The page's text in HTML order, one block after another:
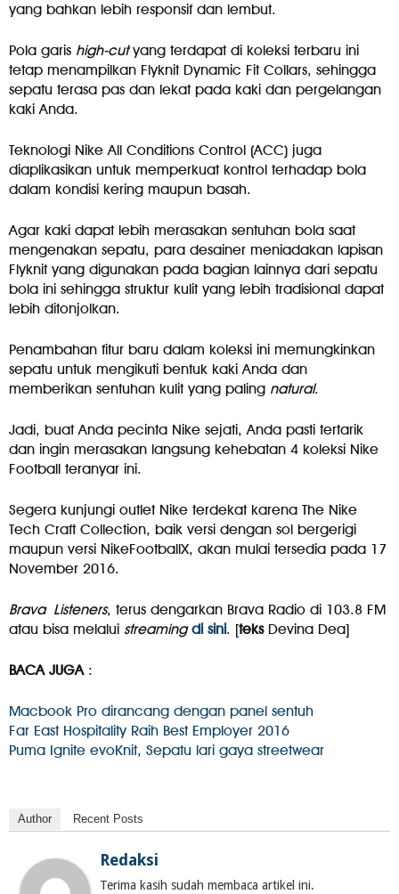
yang bahkan lebih responsif dan lembut.
Pola garis high-cutyang terdapat di koleksi terbaru ini
tetap menampilkan Flyknit Dynamic Fit Collars, sehingga
sepatu terasa pas dan lekat pada kaki dan pergelangan
kaki Anda.
Teknologi Nike All Conditions Control (ACC) juga
diaplikasikan untuk memperkuat kontrol terhadap bola
dalam kondisi kering maupun basah.
Agar kaki dapat lebih merasakan sentuhan bola saat
mengenakan sepatu, para desainer meniadakan lapisan
Flyknit yang digunakan pada bagian lainnya dari sepatu
bola ini sehingga struktur kulit yang lebih tradisional dapat
lebih ditonjolkan.
Penambahan fitur baru dalam koleksi ini memungkinkan
sepatu untuk mengikuti bentuk kaki Anda dan
memberikan sentuhan kulit yang paling natural.
Jadi, buat Anda pecinta Nike sejati, Anda pasti tertarik
dan ingin merasakan langsung kehebatan 4 koleksi Nike
Football teranyar ini.
Segera kunjungi outlet Nike terdekat karena The Nike
Tech Craft Collection, baik versi dengan sol bergerigi
maupun versi NikeFootballX, akan mulai tersedia pada 17
November 2016.
Brava Listeners, terus dengarkan Brava Radio di 103.8 FM
atau bisa melalui streaming di sini. [teksDevina Dea]
BACA JUGA:
Macbook Pro dirancang dengan panel sentuh
Far East Hospitality Raih Best Employer 2016
Puma Ignite evoKnit, Sepatu lari gaya streetwear
Author Recent Posts
Redaksi
Terima kasih sudah membaca artikel ini.